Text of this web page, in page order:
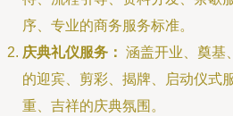
序、专业的商务服务标准。
庆典礼仪服务： 涵盖开业、奠基
的迎宾、剪彩、揭牌、启动仪式
重、吉祥的庆典氛围。